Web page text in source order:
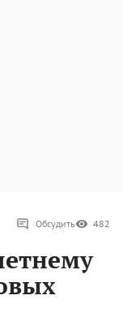
Обсудить 482